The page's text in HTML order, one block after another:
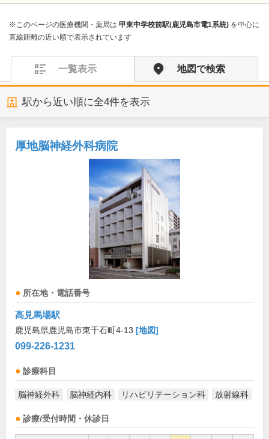
※このページの医療機関・薬局は 甲東中学校前駅(鹿児島市電1系統) を中心に
直線距離の近い順で表示されています
一覧表示 地図で検索
駅から近い順に全4件を表示
厚地脳神経外科病院
所在地・電話番号
高見馬場駅
鹿児島県鹿児島市東千石町4-13 [地図]
099-226-1231
診療科目
脳神経外科 脳神経内科 リハビリテーション科 放射線科
診療/受付時間・休診日